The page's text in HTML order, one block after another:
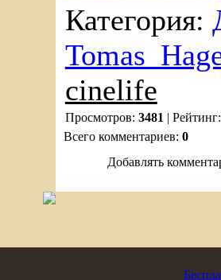
Категория:
cinelife
Просмотров: 3481 |
Всего комментариев: 0
Добавлять